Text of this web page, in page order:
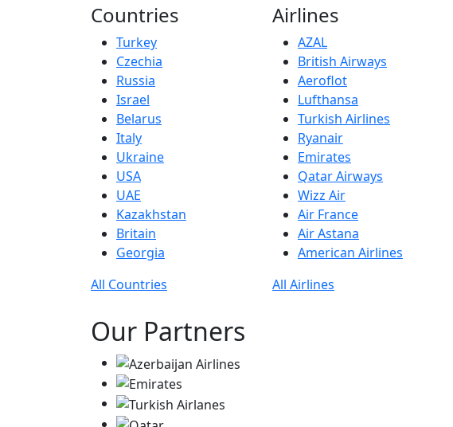
Countries
Turkey
Czechia
Russia
Israel
Belarus
Italy
Ukraine
USA
UAE
Kazakhstan
Britain
Georgia
All Countries
Airlines
AZAL
British Airways
Aeroflot
Lufthansa
Turkish Airlines
Ryanair
Emirates
Qatar Airways
Wizz Air
Air France
Air Astana
American Airlines
All Airlines
Our Partners